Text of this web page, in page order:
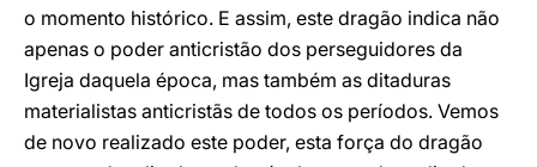
o momento histórico. E assim, este dragão indica não
apenas o poder anticristão dos perseguidores da
Igreja daquela época, mas também as ditaduras
materialistas anticristãs de todos os períodos. Vemos
de novo realizado este poder, esta força do dragão